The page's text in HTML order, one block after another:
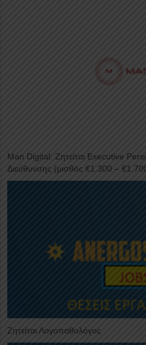
Man Digital: Ζητείται Executive
Διεύθυνσης (μισθός €1.300 –
Ζητείται Λογοπαθολόγος